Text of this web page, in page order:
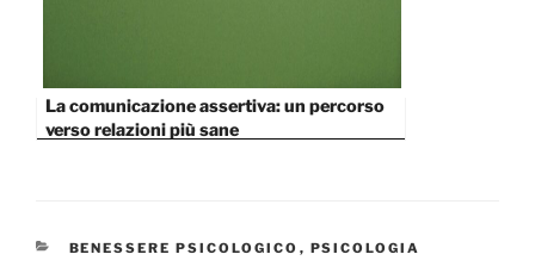
La comunicazione assertiva: un percorso
verso relazioni più sane
CATEGORIE
BENESSERE PSICOLOGICO , PSICOLOGIA